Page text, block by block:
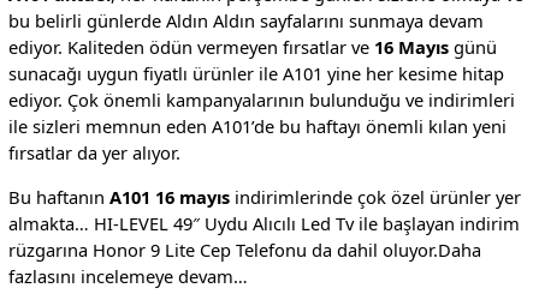
bu belirli günlerde Aldın Aldın sayfalarını sunmaya devam
ediyor. Kaliteden ödün vermeyen fırsatlar ve 16 Mayısgünü
sunacağı uygun fiyatlı ürünler ile A101 yine her kesime hitap
ediyor. Çok önemli kampanyalarının bulunduğu ve indirimleri
ile sizleri memnun eden A101’de bu haftayı önemli kılan yeni
fırsatlar da yer alıyor.
Bu haftanın A101 16 mayısindirimlerinde çok özel ürünler yer
almakta… HI-LEVEL 49″ Uydu Alıcılı Led Tv ile başlayan indirim
rüzgarına Honor 9 Lite Cep Telefonu da dahil oluyor.Daha
fazlasını incelemeye devam…